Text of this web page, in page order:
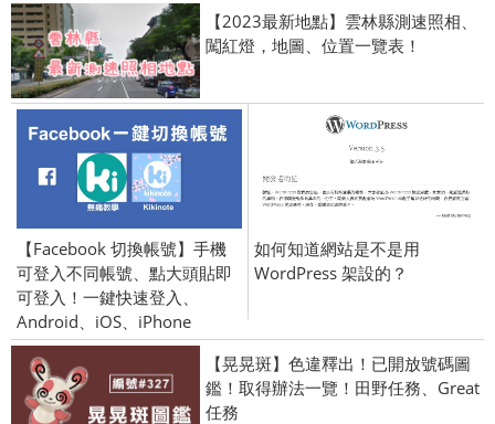
【2023最新地點】雲林縣測速照相、
闖紅燈，地圖、位置一覽表！
【Facebook 切換帳號】手機
可登入不同帳號、點大頭貼即
可登入！一鍵快速登入、
Android、iOS、iPhone
如何知道網站是不是用
WordPress 架設的？
【晃晃斑】色違釋出！已開放號碼圖
鑑！取得辦法一覽！田野任務、Great
任務